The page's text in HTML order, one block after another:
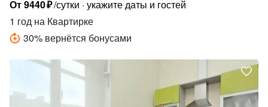
От9440₽/сутки укажите даты и гостей
1 год на Квартирке
30% вернётся бонусами